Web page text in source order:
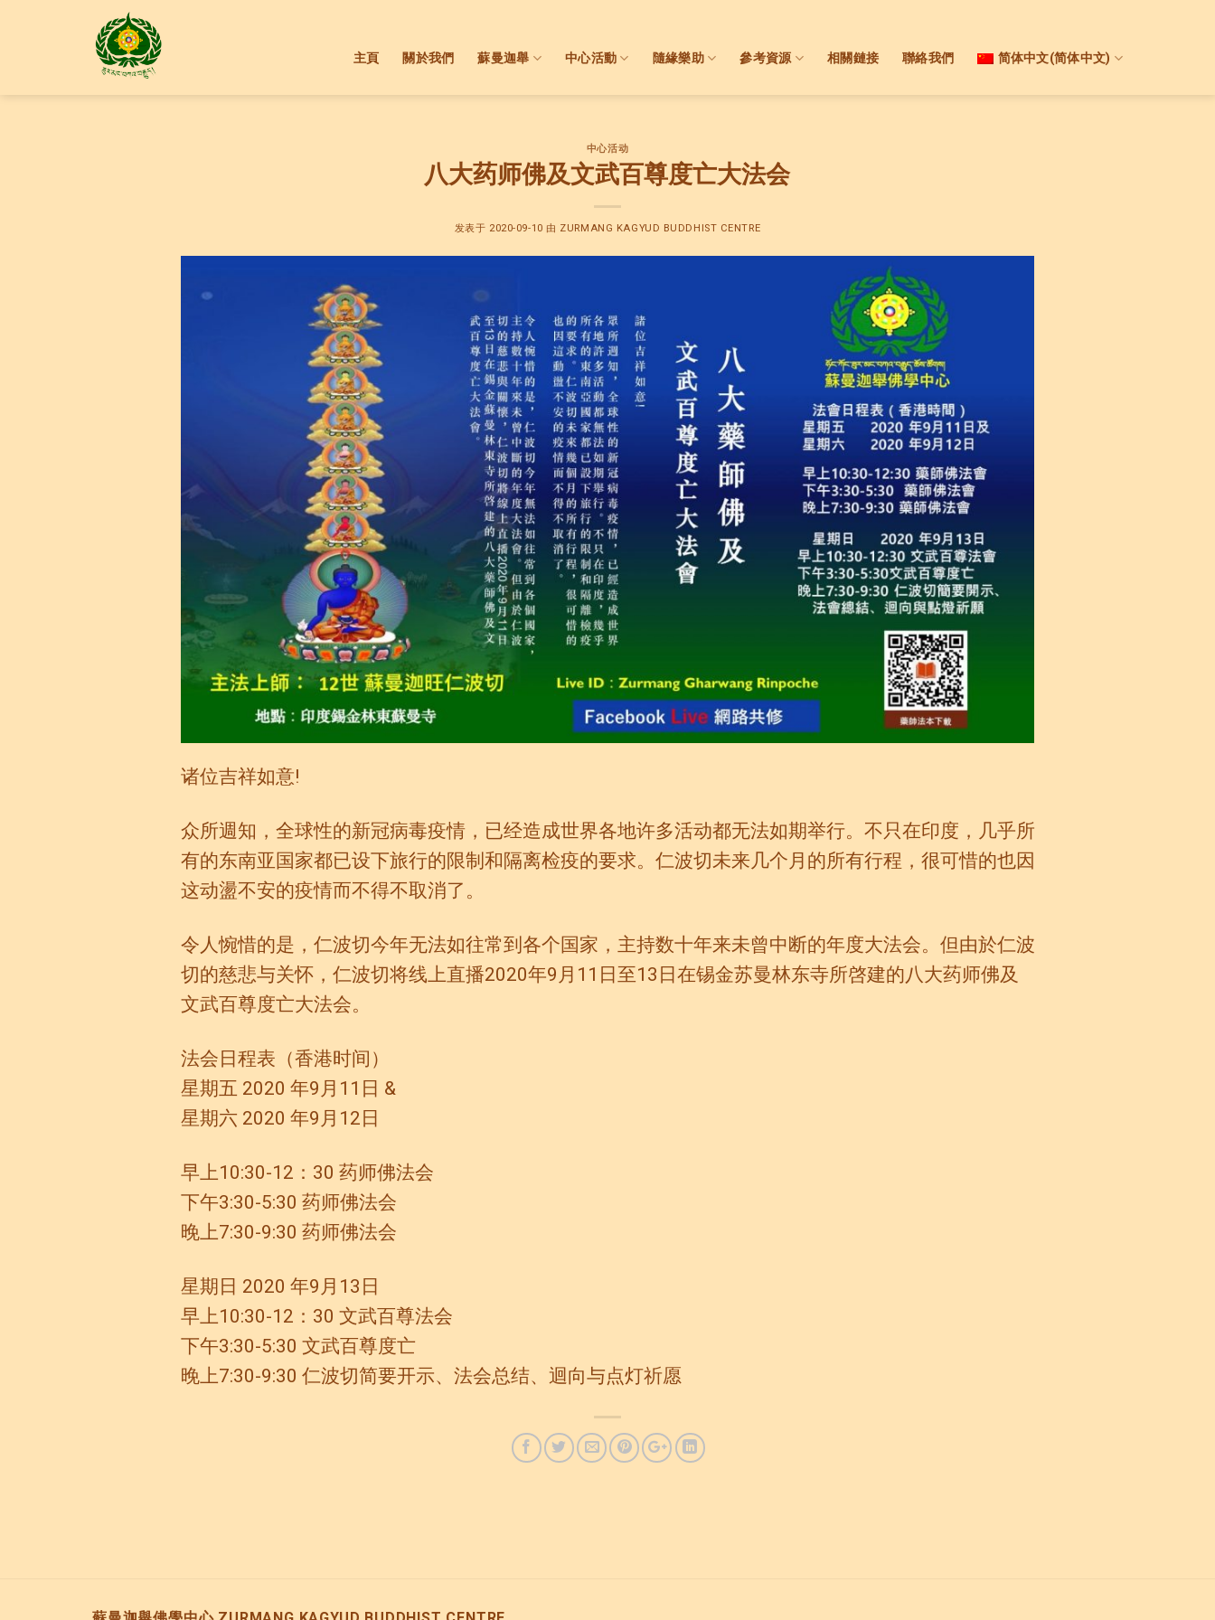
主頁 關於我們 蘇曼迦舉 中心活動 隨緣樂助 參考資源 相關鏈接 聯絡我們 简体中文(简体中文)
中心活动
八大药师佛及文武百尊度亡大法会
发表于 2020-09-10 由 ZURMANG KAGYUD BUDDHIST CENTRE
诸位吉祥如意!
众所週知，全球性的新冠病毒疫情，已经造成世界各地许多活动都无法如期举行。不只在印度，几乎所
有的东南亚国家都已设下旅行的限制和隔离检疫的要求。仁波切未来几个月的所有行程，很可惜的也因
这动盪不安的疫情而不得不取消了。
令人惋惜的是，仁波切今年无法如往常到各个国家，主持数十年来未曾中断的年度大法会。但由於仁波
切的慈悲与关怀，仁波切将线上直播2020年9月11日至13日在锡金苏曼林东寺所啓建的八大药师佛及
文武百尊度亡大法会。
法会日程表（香港时间）
星期五 2020 年9月11日 &
星期六 2020 年9月12日
早上10:30-12：30 药师佛法会
下午3:30-5:30 药师佛法会
晚上7:30-9:30 药师佛法会
星期日 2020 年9月13日
早上10:30-12：30 文武百尊法会
下午3:30-5:30 文武百尊度亡
晚上7:30-9:30 仁波切简要开示、法会总结、迴向与点灯祈愿